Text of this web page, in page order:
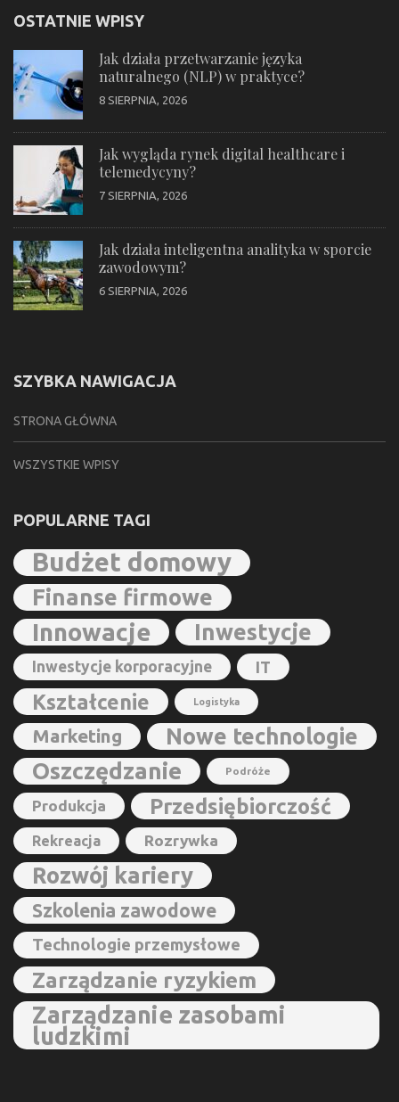
OSTATNIE WPISY
Jak działa przetwarzanie języka
naturalnego (NLP) w praktyce?
8 SIERPNIA, 2026
Jak wygląda rynek digital healthcare i
telemedycyny?
7 SIERPNIA, 2026
Jak działa inteligentna analityka w sporcie
zawodowym?
6 SIERPNIA, 2026
SZYBKA NAWIGACJA
STRONA GŁÓWNA
WSZYSTKIE WPISY
POPULARNE TAGI
Budżet domowy
Finanse firmowe
Innowacje Inwestycje
Inwestycje korporacyjne IT
Kształcenie Logistyka
Marketing Nowe technologie
Oszczędzanie Podróże
Produkcja Przedsiębiorczość
Rekreacja Rozrywka
Rozwój kariery
Szkolenia zawodowe
Technologie przemysłowe
Zarządzanie ryzykiem
Zarządzanie zasobami
ludzkimi